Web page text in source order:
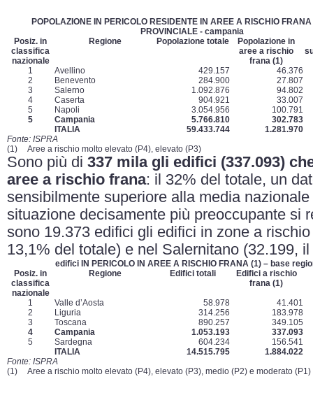
POPOLAZIONE IN PERICOLO RESIDENTE IN AREE A RISCHIO FRANA
PROVINCIALE - campania
Posiz. in
classifica
nazionale
Regione Popolazione totale
Popolazione in
aree a rischio
frana (1)
1
Avellino 429.157
46.376
2
Benevento 284.900
27.807
3
Salerno 1.092.876
94.802
4
Caserta 904.921
33.007
5
Napoli 3.054.956
100.791
5
Campania 5.766.810
302.783
ITALIA
59.433.744
1.281.970
Fonte: ISPRA
(1) Aree a rischio molto elevato (P4), elevato (P3)
Sono più di 337 mila gli edifici (337.093)
aree a rischio frana: il 32% del totale, un
sensibilmente superiore alla media
situazione decisamente più preoccupante si
sono 19.373 edifici gli edifici in zone a
13,1% del totale) e nel Salernitano (32.199,
edifici IN PERICOLO IN AREE A RISCHIO FRANA (1) – base
Posiz. in
classifica
nazionale
Regione Edifici totali
Edifici a rischio
frana (1)
1
Valle d’Aosta 58.978
41.401
2
Liguria 314.256
183.978
3
Toscana 890.257
349.105
4
Campania 1.053.193
337.093
5
Sardegna 604.234
156.541
ITALIA
14.515.795
1.884.022
Fonte: ISPRA
(1) Aree a rischio molto elevato (P4), elevato (P3), medio (P2) e moderato (P1)